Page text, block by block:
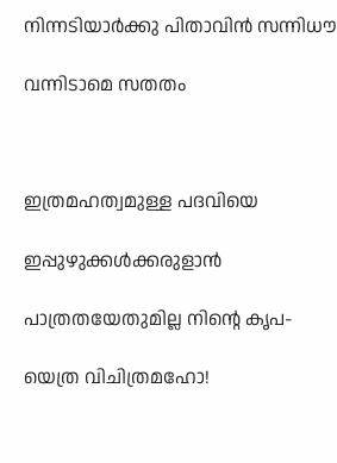
നിന്നടിയാർക്കു പിതാവിൻ സന്നിധൗ
വന്നിടാമെ സതതം
ഇത്രമഹത്വമുള്ള പദവിയെ
ഇപ്പുഴുക്കൾക്കരുളാൻ
പാത്രതയേതുമില്ല നിന്റെ കൃപ-
യെത്ര വിചിത്രമഹോ!